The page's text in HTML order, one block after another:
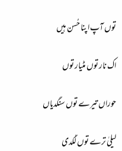
توں آپ اپنا حُسن ہیں
اک نار توں مٹیار توں
حوراں تیرے توں سنگدیاں
لیلیٰ ترے توں لُکدی